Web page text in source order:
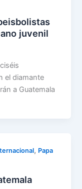
juvenil
el diamante
a Guatemala
, Papa